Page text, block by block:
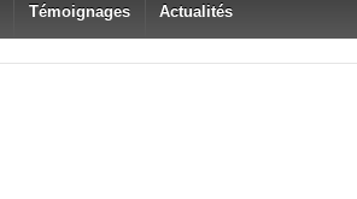
Témoignages Actualités